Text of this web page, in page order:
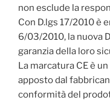
non esclude la
Con D.lgs 17/2010 è
6/03/2010, la nuova
garanzia della loro
La marcatura CE è
apposto dal
conformità del